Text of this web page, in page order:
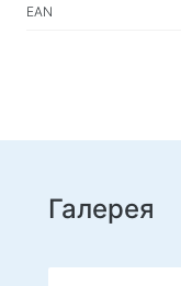
Товари для дому
Масажери
EAN
Галерея